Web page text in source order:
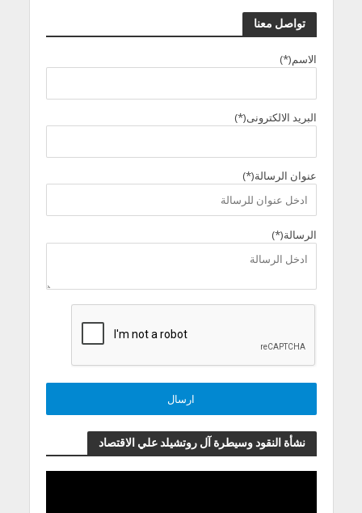
تواصل معنا
الاسم(*)
البريد الالكترونى(*)
عنوان الرسالة(*)
الرسالة(*)
نشأة النقود وسيطرة آل روتشيلد علي الاقتصاد